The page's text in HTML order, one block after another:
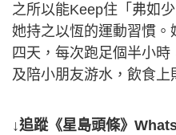
之所以能Keep住「弗如
她持之以恆的運動習慣
四天，每次跑足個半小
及陪小朋友游水，飲食上
↓追蹤《星島頭條》